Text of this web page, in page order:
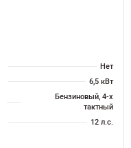
Нет
6,5 кВт
Бензиновый, 4-х
тактный
12 л.с.